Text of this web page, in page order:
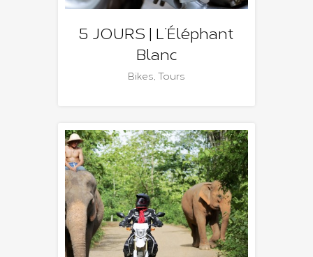
5 JOURS | L’Éléphant
Blanc
Bikes, Tours